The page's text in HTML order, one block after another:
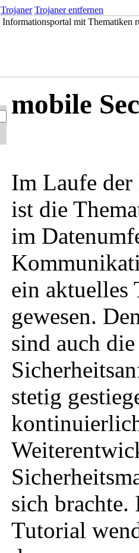
Trojaner Trojaner entfernen
mobile
Im Laufe der
ist die
im
ein aktuelles
gewesen.
sind auch die
stetig
sich brachte.
Tutorial